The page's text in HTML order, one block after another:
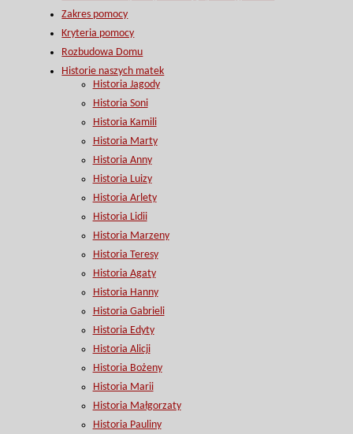
Zakres pomocy
Kryteria pomocy
Rozbudowa Domu
Historie naszych matek
Historia Jagody
Historia Soni
Historia Kamili
Historia Marty
Historia Anny
Historia Luizy
Historia Arlety
Historia Lidii
Historia Marzeny
Historia Teresy
Historia Agaty
Historia Hanny
Historia Gabrieli
Historia Edyty
Historia Alicji
Historia Bożeny
Historia Marii
Historia Małgorzaty
Historia Pauliny